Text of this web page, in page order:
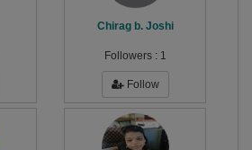
Chirag b. Joshi
Followers : 1
Follow